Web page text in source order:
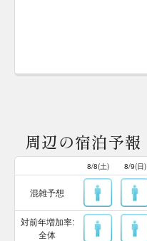
周辺の宿泊予報
8/8(土) 8/9(日)
混雑予想
対前年増加率:
全体